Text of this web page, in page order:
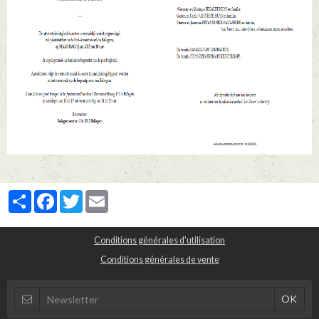
PartagerFacebook
Twitter
Conditions générales d'utilisation
Conditions générales de vente